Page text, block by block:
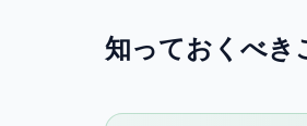
知っておくべき